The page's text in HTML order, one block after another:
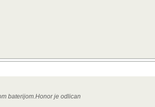
baterijom.Honor je odlican